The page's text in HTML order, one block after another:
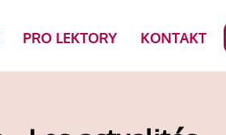
PRO LEKTORY KONTAKT